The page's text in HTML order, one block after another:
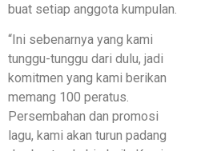
buat setiap anggota kumpulan.
“Ini sebenarnya yang kami
tunggu-tunggu dari dulu, jadi
komitmen yang kami berikan
memang 100 peratus.
Persembahan dan promosi
lagu, kami akan turun padang